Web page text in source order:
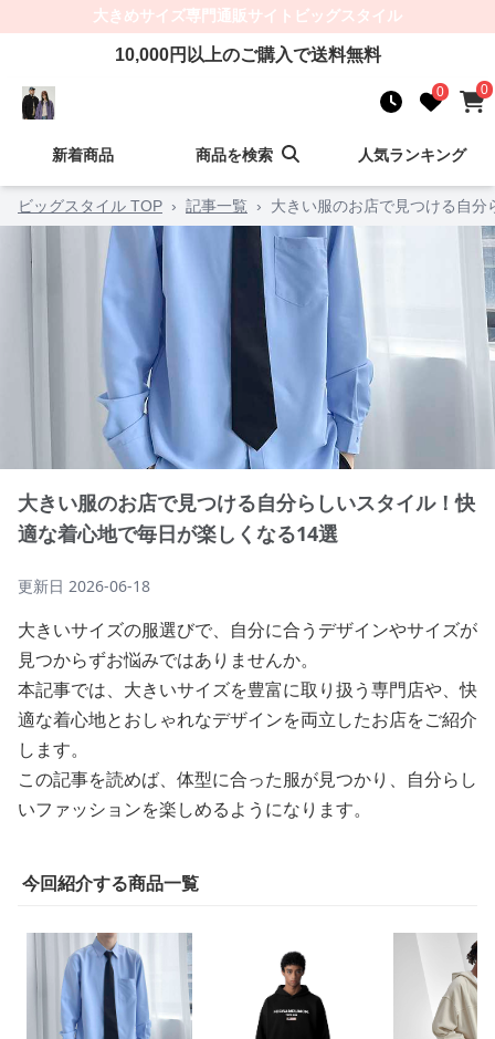
大きめサイズ専門通販サイト ビッグスタイル
10,000円以上のご購入で送料無料
0 0
新着商品 商品を検索 人気ランキング
ビッグスタイル TOP › 記事一覧 › 大きい服のお店で見つける自
大きい服のお店で見つける自分らしいスタイル！快
適な着心地で毎日が楽しくなる14選
更新日 2026-06-18
大きいサイズの服選びで、自分に合うデザインやサイズが
見つからずお悩みではありませんか。
本記事では、大きいサイズを豊富に取り扱う専門店や、快
適な着心地とおしゃれなデザインを両立したお店をご紹介
します。
この記事を読めば、体型に合った服が見つかり、自分らし
いファッションを楽しめるようになります。
今回紹介する商品一覧